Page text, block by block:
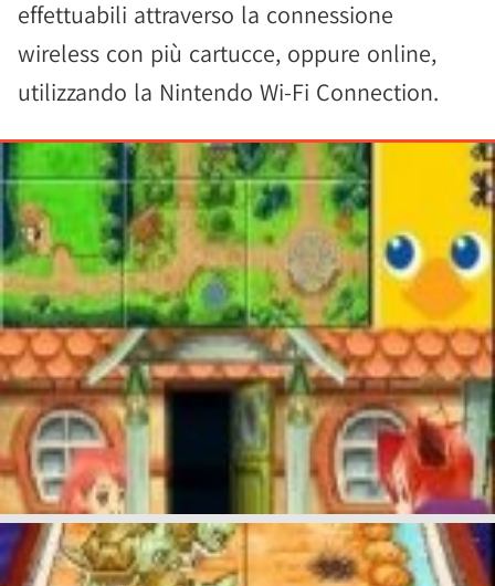
effettuabili attraverso la connessione
wireless con più cartucce, oppure online,
utilizzando la Nintendo Wi-Fi Connection.